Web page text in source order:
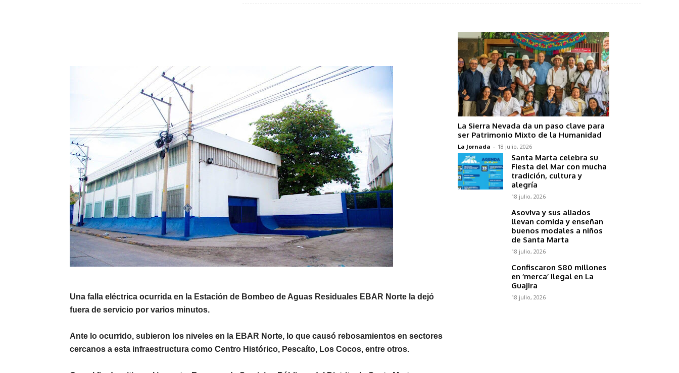
Una falla eléctrica ocurrida en la Estación de Bombeo de Aguas Residuales EBAR Norte la dejó
fuera de servicio por varios minutos.
Ante lo ocurrido, subieron los niveles en la EBAR Norte, lo que causó rebosamientos en sectores
cercanos a esta infraestructura como Centro Histórico, Pescaíto, Los Cocos, entre otros.
La Sierra Nevada da un paso clave para
ser Patrimonio Mixto de la Humanidad
La Jornada - 18 julio, 2026
Santa Marta celebra su
Fiesta del Mar con mucha
tradición, cultura y
alegría
18 julio, 2026
Asoviva y sus aliados
llevan comida y enseñan
buenos modales a niños
de Santa Marta
18 julio, 2026
Confiscaron $80 millones
en ‘merca’ ilegal en La
Guajira
18 julio, 2026